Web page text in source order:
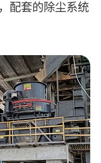
配套的除尘系统